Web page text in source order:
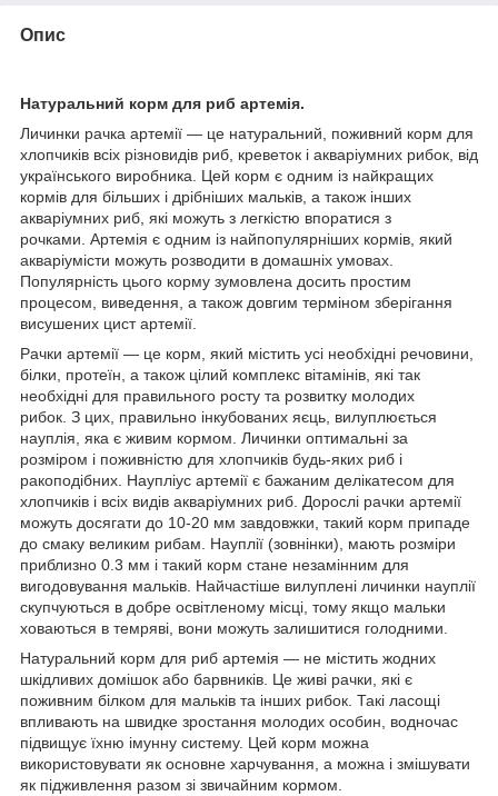
Опис
Натуральний корм для риб артемія.
Личинки рачка артемії — це натуральний, поживний корм для
хлопчиків всіх різновидів риб, креветок і акваріумних рибок, від
українського виробника. Цей корм є одним із найкращих
кормів для більших і дрібніших мальків, а також інших
акваріумних риб, які можуть з легкістю впоратися з
рочками. Артемія є одним із найпопулярніших кормів, який
акваріумісти можуть розводити в домашніх умовах.
Популярність цього корму зумовлена досить простим
процесом, виведення, а також довгим терміном зберігання
висушених цист артемії.
Рачки артемії — це корм, який містить усі необхідні речовини,
білки, протеїн, а також цілий комплекс вітамінів, які так
необхідні для правильного росту та розвитку молодих
рибок. З цих, правильно інкубованих яєць, вилуплюється
науплія, яка є живим кормом. Личинки оптимальні за
розміром і поживністю для хлопчиків будь-яких риб і
ракоподібних. Наупліус артемії є бажаним делікатесом для
хлопчиків і всіх видів акваріумних риб. Дорослі рачки артемії
можуть досягати до 10-20 мм завдовжки, такий корм припаде
до смаку великим рибам. Науплії (зовнінки), мають розміри
приблизно 0.3 мм і такий корм стане незамінним для
вигодовування мальків. Найчастіше вилуплені личинки науплії
скупчуються в добре освітленому місці, тому якщо мальки
ховаються в темряві, вони можуть залишитися голодними.
Натуральний корм для риб артемія — не містить жодних
шкідливих домішок або барвників. Це живі рачки, які є
поживним білком для мальків та інших рибок. Такі ласощі
впливають на швидке зростання молодих особин, водночас
підвищує їхню імунну систему. Цей корм можна
використовувати як основне харчування, а можна і змішувати
як підживлення разом зі звичайним кормом.